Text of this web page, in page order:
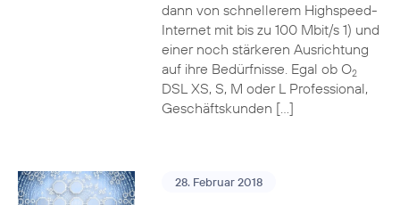
dann von schnellerem Highspeed-
Internet mit bis zu 100 Mbit/s 1) und
einer noch stärkeren Ausrichtung
auf ihre Bedürfnisse. Egal ob O2
DSL XS, S, M oder L Professional,
Geschäftskunden […]
28. Februar 2018